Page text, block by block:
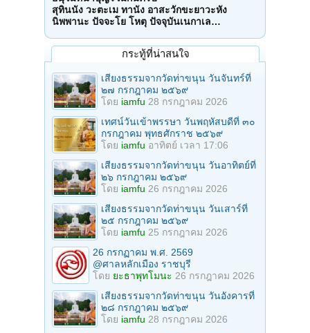
สุทินนัง วะตะเม ทานัง อาสะวักขะยาวะหัง
นิพพานะ ปัจจะโย โหตุ ปัจจุบันเนกาเล…
กระทู้ที่น่าสนใจ
เสียงธรรมจากวัดท่าขนุน วันจันทร์ที่
๒๗ กรกฎาคม ๒๕๖๙
โดย iamfu 28 กรกฎาคม 2026
เทศน์วันเข้าพรรษา วันพฤหัสบดีที่ ๓๐
กรกฎาคม พุทธศักราช ๒๕๖๙
โดย iamfu อาทิตย์ เวลา 17:06
เสียงธรรมจากวัดท่าขนุน วันอาทิตย์ที่
๒๖ กรกฎาคม ๒๕๖๙
โดย iamfu 26 กรกฎาคม 2026
เสียงธรรมจากวัดท่าขนุน วันเสาร์ที่
๒๕ กรกฎาคม ๒๕๖๙
โดย iamfu 25 กรกฎาคม 2026
26 กรกฏาคม พ.ศ. 2569
@ศาลหลักเมือง ราชบุรี
โดย ยะธาพุทโมนะ 26 กรกฎาคม 2026
เสียงธรรมจากวัดท่าขนุน วันอังคารที่
๒๘ กรกฎาคม ๒๕๖๙
โดย iamfu 28 กรกฎาคม 2026